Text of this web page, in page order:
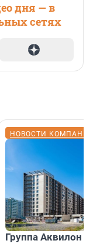
дня — в
сетях
НОВОСТИ
Группа Аквилон